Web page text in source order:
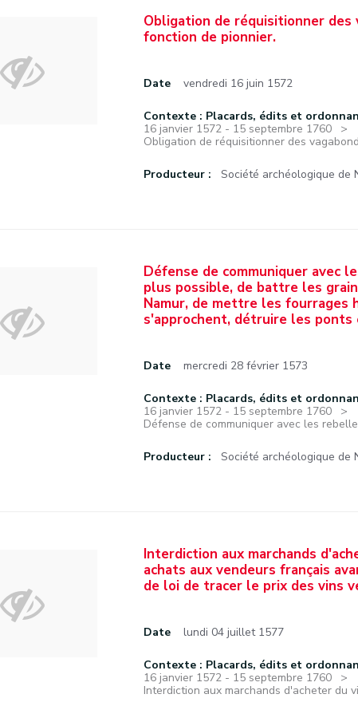
Obligation de réquisitionner des
fonction de pionnier.
Date vendredi 16 juin 1572
Contexte : Placards, édits et
16 janvier 1572 - 15 septembre 1760
Obligation de réquisitionner des
Producteur : Société archéologique de
Défense de communiquer avec
plus possible, de battre les
Namur, de mettre les fourrages
s'approchent, détruire les
Date mercredi 28 février 1573
Contexte : Placards, édits et
16 janvier 1572 - 15 septembre 1760
Défense de communiquer avec les
Producteur : Société archéologique de
Interdiction aux marchands
achats aux vendeurs français
de loi de tracer le prix des vins
Date lundi 04 juillet 1577
Contexte : Placards, édits et
16 janvier 1572 - 15 septembre 1760
Interdiction aux marchands d'acheter du